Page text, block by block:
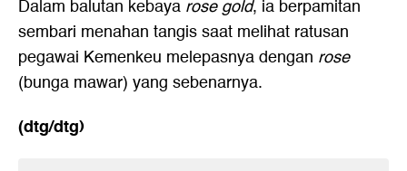
Dalam balutan kebaya rose gold, ia berpamitan
sembari menahan tangis saat melihat ratusan
pegawai Kemenkeu melepasnya dengan rose
(bunga mawar) yang sebenarnya.
(dtg/dtg)